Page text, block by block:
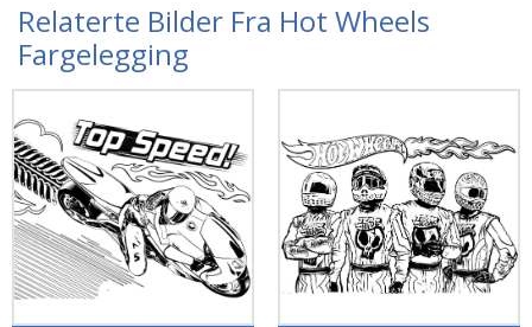
Relaterte Bilder Fra Hot Wheels
Fargelegging